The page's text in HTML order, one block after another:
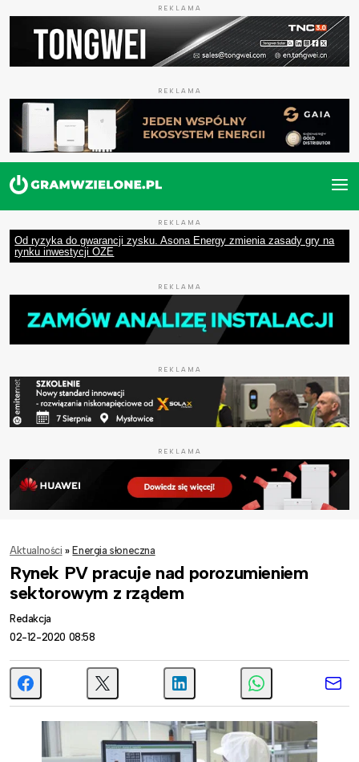
REKLAMA
REKLAMA
REKLAMA
Od ryzyka do gwarancji zysku. Asona Energy zmienia zasady gry na
rynku inwestycji OZE
REKLAMA
REKLAMA
REKLAMA
Aktualności » Energia słoneczna
Rynek PV pracuje nad porozumieniem
sektorowym z rządem
Redakcja
02-12-2020 08:58